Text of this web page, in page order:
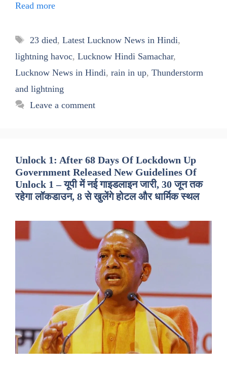
Read more
Tags
23 died, Latest Lucknow News in Hindi,
lightning havoc, Lucknow Hindi Samachar,
Lucknow News in Hindi, rain in up, Thunderstorm
and lightning
Leave a comment
Unlock 1: After 68 Days Of Lockdown Up
Government Released New Guidelines Of
Unlock 1 – यूपी में नई गाइडलाइन जारी, 30 जून तक
रहेगा लॉकडाउन, 8 से खुलेंगे होटल और धार्मिक स्थल